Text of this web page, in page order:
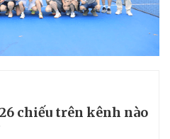
chiếu trên kênh nào